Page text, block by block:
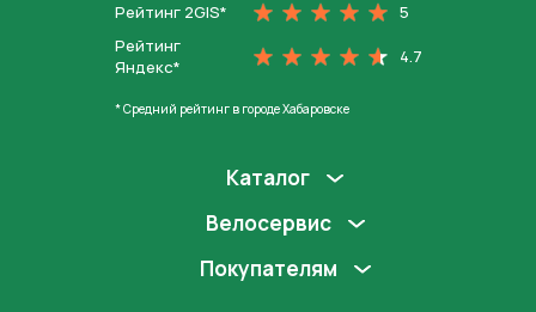
Рейтинг 2GIS*
5
Рейтинг
Яндекс*
4.7
* Средний рейтинг в городе Хабаровске
Каталог
Велосервис
Покупателям